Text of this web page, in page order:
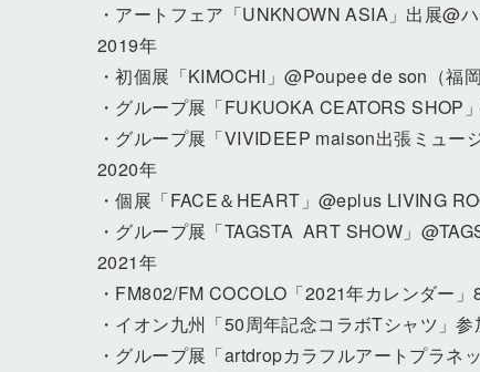
・アートフェア「UNKNOWN ASIA」出展@
2019年
・初個展「KIMOCHI」@Poupee de son（福岡
・グループ展「FUKUOKA CEATORS SHOP
・グループ展「VIVIDEEP maison出張ミュー
2020年
・個展「FACE＆HEART」@eplus LIVING
・グループ展「TAGSTA ART SHOW」
2021年
・FM802/FM COCOLO「2021年カレンダー
・イオン九州「50周年記念コラボTシャツ」参
・グループ展「artdropカラフルアートプラネ